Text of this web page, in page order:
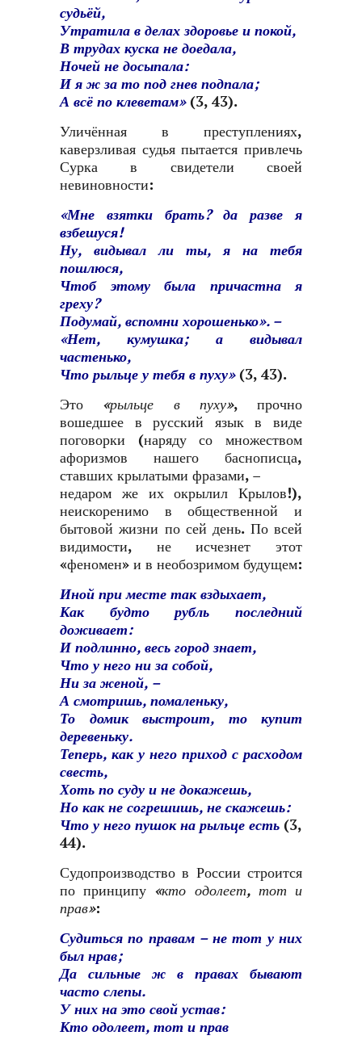
судьёй,
Утратила в делах здоровье и покой,
В трудах куска не доедала,
Ночей не досыпала:
И я ж за то под гнев подпала;
А всё по клеветам» (3, 43).
Уличённая в преступлениях,
каверзливая судья пытается привлечь
Сурка в свидетели своей
невиновности:
«Мне взятки брать? да разве я
взбешуся!
Ну, видывал ли ты, я на тебя
пошлюся,
Чтоб этому была причастна я
греху?
Подумай, вспомни хорошенько». –
«Нет, кумушка; а видывал
частенько,
Что рыльце у тебя в пуху»(3, 43).
Это «рыльце в пуху», прочно
вошедшее в русский язык в виде
поговорки (наряду со множеством
афоризмов нашего баснописца,
ставших крылатыми фразами, –
недаром же их окрылил Крылов!),
неискоренимо в общественной и
бытовой жизни по сей день. По всей
видимости, не исчезнет этот
«феномен» и в необозримом будущем:
Иной при месте так вздыхает,
Как будто рубль последний
доживает:
И подлинно, весь город знает,
Что у него ни за собой,
Ни за женой, –
А смотришь, помаленьку,
То домик выстроит, то купит
деревеньку.
Теперь, как у него приход с расходом
свесть,
Хоть по суду и не докажешь,
Но как не согрешишь, не скажешь:
Что у него пушок на рыльце есть (3,
44).
Судопроизводство в России строится
по принципу «кто одолеет, тот и
прав»:
Судиться по правам – не тот у них
был нрав;
Да сильные ж в правах бывают
часто слепы.
У них на это свой устав:
Кто одолеет, тот и прав